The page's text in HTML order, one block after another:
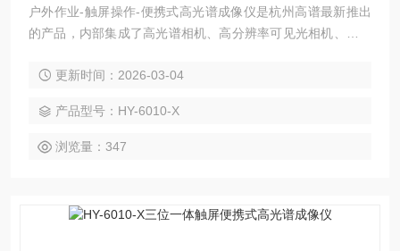
户外作业-触屏操作-便携式高光谱成像仪是杭州高谱最新推出
的产品，内部集成了高光谱相机、高分辨率可见光相机、双目
效果。采用现金的光学系统设计，搭配超宽画幅高光谱推扫系
与高光谱图像视野重合，实现百分比配准。
更新时间：2026-03-04
产品型号：HY-6010-X
浏览量：347